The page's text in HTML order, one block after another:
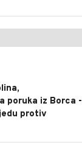
poruka iz Borca -
protiv